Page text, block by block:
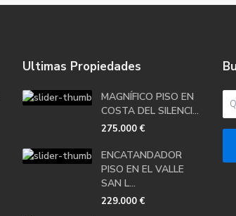
Ultimas Propiedades
MAGNÍFICO PISO EN
COSTA DEL SILENCI...
275.000 €
ENCATANDADOR
PISO EN EL VALLE
SAN L...
229.000 €